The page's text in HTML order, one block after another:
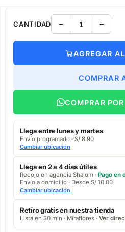
CANTIDAD
AGREGAR
COMPRAR
COMPRAR
Llega entre lunes y martes
Envío programado · S/ 8.90
Cambiar ubicación
Llega en 2 a 4 días útiles
Recojo en agencia Shalom · Pago en
Envío a domicilio · Desde S/ 10.00
Cambiar ubicación
Retíro gratis en nuestra tienda
Lista en 30 min · Miraflores · Ver